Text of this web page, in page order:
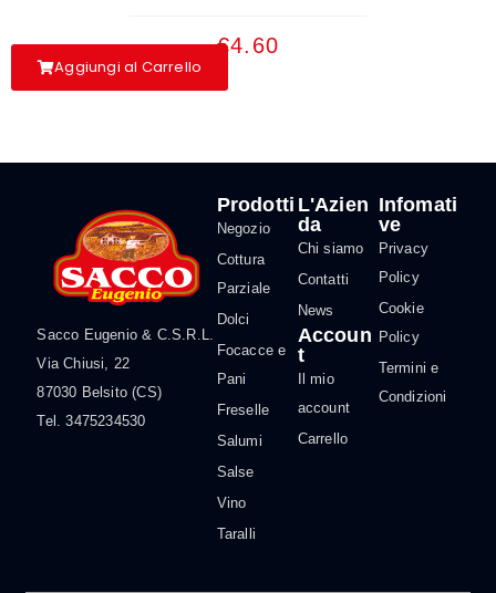
€4.60
Aggiungi al Carrello
Sacco Eugenio & C.S.R.L.
Via Chiusi, 22
87030 Belsito (CS)
Tel. 3475234530
Prodotti
Negozio
Cottura
Parziale
Dolci
Focacce e
Pani
Freselle
Salumi
Salse
Vino
Taralli
L'Azien
da
Chi siamo
Contatti
News
Accoun
t
Il mio
account
Carrello
Infomati
ve
Privacy
Policy
Cookie
Policy
Termini e
Condizioni